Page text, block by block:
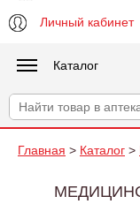
Личный кабинет
Каталог
Главная > Каталог >